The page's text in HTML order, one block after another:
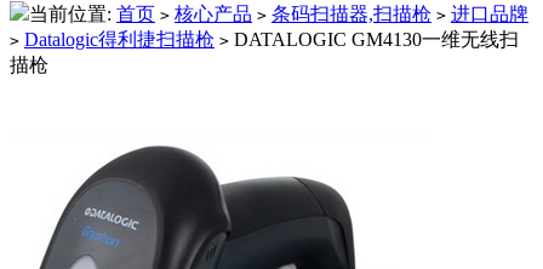
当前位置: 首页 > 核心产品 > 条码扫描器,扫描枪 > 进口品牌
> Datalogic得利捷扫描枪 > DATALOGIC GM4130一维无线扫
描枪